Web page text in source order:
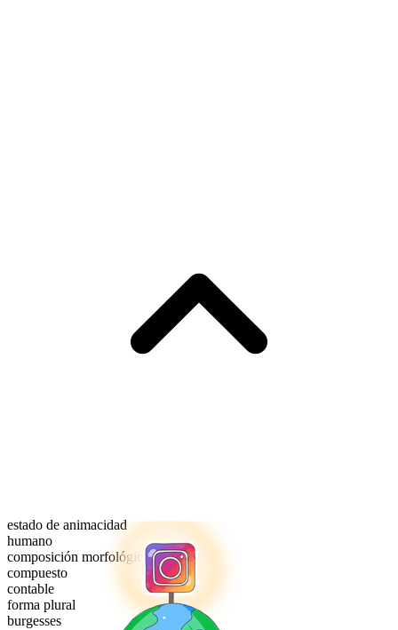
estado de animacidad
humano
composición morfológica
compuesto
contable
forma plural
burgesses